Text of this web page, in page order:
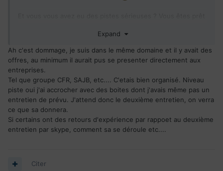
Expand
Ah c'est dommage, je suis dans le même domaine et il y avait des
offres, au minimum il aurait pus se presenter directement aux
entreprises.
Tel que groupe CFR, SAJB, etc.... C'etais bien organisé. Niveau
piste oui j'ai accrocher avec des boites dont j'avais même pas un
entretien de prévu. J'attend donc le deuxième entretien, on verra
ce que sa donnera.
Si certains ont des retours d'expérience par rappoet au deuxième
entretien par skype, comment sa se déroule etc....
Citer